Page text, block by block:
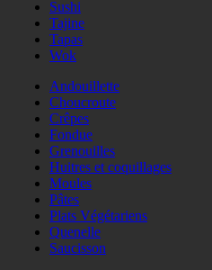
Sushi
Tajine
Tapas
Wok
Andouillette
Choucroute
Crêpes
Fondue
Grenouilles
Huitres et coquillages
Moules
Pâtes
Plats Végétariens
Quenelle
Saucisson